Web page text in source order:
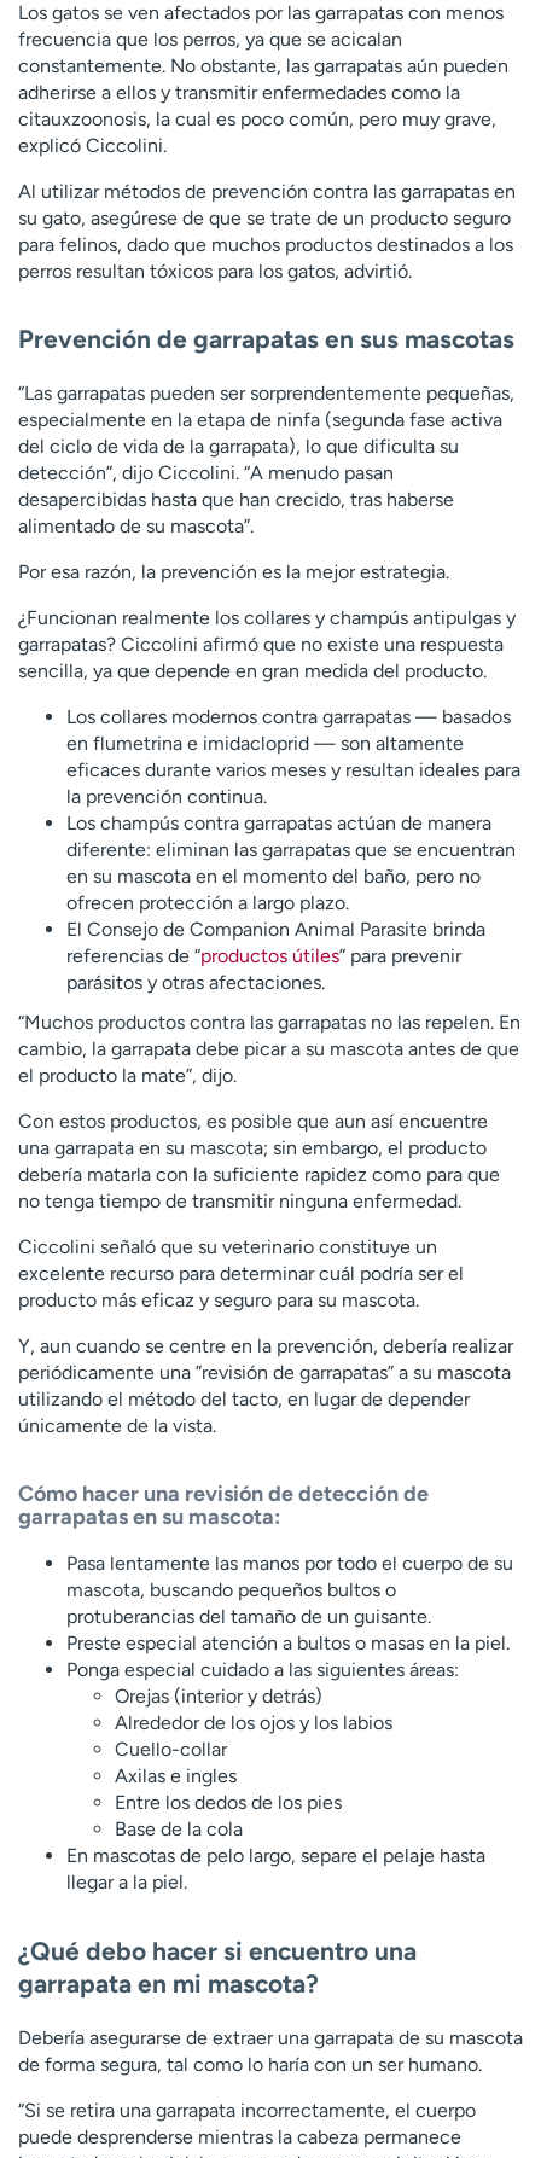
Los gatos se ven afectados por las garrapatas con menos
frecuencia que los perros, ya que se acicalan
constantemente. No obstante, las garrapatas aún pueden
adherirse a ellos y transmitir enfermedades como la
citauxzoonosis, la cual es poco común, pero muy grave,
explicó Ciccolini.
Al utilizar métodos de prevención contra las garrapatas en
su gato, asegúrese de que se trate de un producto seguro
para felinos, dado que muchos productos destinados a los
perros resultan tóxicos para los gatos, advirtió.
Prevención de garrapatas en sus mascotas
“Las garrapatas pueden ser sorprendentemente pequeñas,
especialmente en la etapa de ninfa (segunda fase activa
del ciclo de vida de la garrapata), lo que dificulta su
detección”, dijo Ciccolini. “A menudo pasan
desapercibidas hasta que han crecido, tras haberse
alimentado de su mascota”.
Por esa razón, la prevención es la mejor estrategia.
¿Funcionan realmente los collares y champús antipulgas y
garrapatas? Ciccolini afirmó que no existe una respuesta
sencilla, ya que depende en gran medida del producto.
Los collares modernos contra garrapatas — basados ​​
en flumetrina e imidacloprid — son altamente
eficaces durante varios meses y resultan ideales para
la prevención continua.
Los champús contra garrapatas actúan de manera
diferente: eliminan las garrapatas que se encuentran
en su mascota en el momento del baño, pero no
ofrecen protección a largo plazo.
El Consejo de Companion Animal Parasite brinda
referencias de “productos útiles” para prevenir
parásitos y otras afectaciones.
“Muchos productos contra las garrapatas no las repelen. En
cambio, la garrapata debe picar a su mascota antes de que
el producto la mate”, dijo.
Con estos productos, es posible que aun así encuentre
una garrapata en su mascota; sin embargo, el producto
debería matarla con la suficiente rapidez como para que
no tenga tiempo de transmitir ninguna enfermedad.
Ciccolini señaló que su veterinario constituye un
excelente recurso para determinar cuál podría ser el
producto más eficaz y seguro para su mascota.
Y, aun cuando se centre en la prevención, debería realizar
periódicamente una ”revisión de garrapatas” a su mascota
utilizando el método del tacto, en lugar de depender
únicamente de la vista.
Cómo hacer una revisión de detección de
garrapatas en su mascota:
Pasa lentamente las manos por todo el cuerpo de su
mascota, buscando pequeños bultos o
protuberancias del tamaño de un guisante.
Preste especial atención a bultos o masas en la piel.
Ponga especial cuidado a las siguientes áreas:
Orejas (interior y detrás)
Alrededor de los ojos y los labios
Cuello-collar
Axilas e ingles
Entre los dedos de los pies
Base de la cola
En mascotas de pelo largo, separe el pelaje hasta
llegar a la piel.
¿Qué debo hacer si encuentro una
garrapata en mi mascota?
Debería asegurarse de extraer una garrapata de su mascota
de forma segura, tal como lo haría con un ser humano.
“Si se retira una garrapata incorrectamente, el cuerpo
puede desprenderse mientras la cabeza permanece